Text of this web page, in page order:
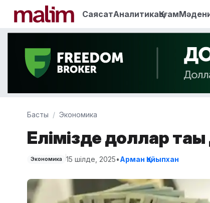
СаясатАналитикаҚоғам
Басты Экономика
Елімізде доллар
Экономика 15 шілде, 2025•Арман Қайыпхан